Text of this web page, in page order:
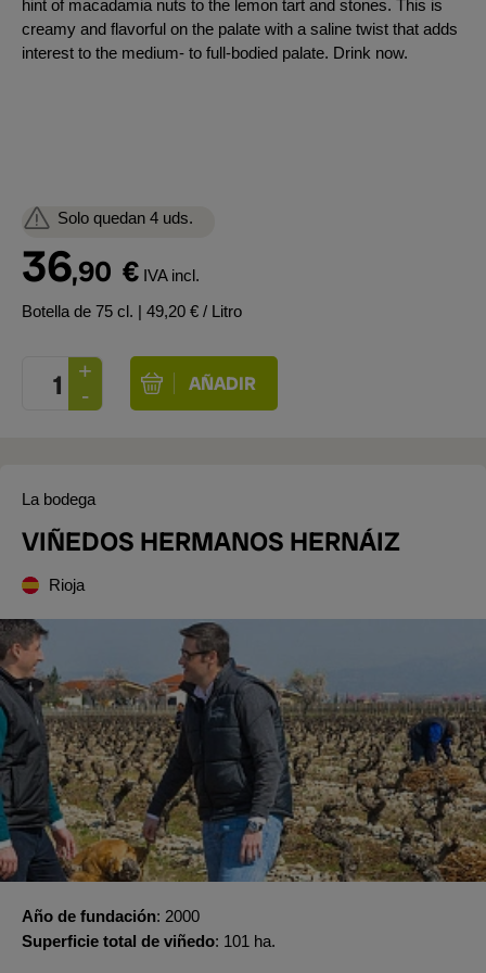
hint of macadamia nuts to the lemon tart and stones. This is
creamy and flavorful on the palate with a saline twist that adds
interest to the medium- to full-bodied palate. Drink now.
Solo quedan 4 uds.
36,90 € IVA incl.
Botella de 75 cl. | 49,20 € / Litro
La bodega
VIÑEDOS HERMANOS HERNÁIZ
Rioja
Año de fundación 2000
Superficie total de viñedo 101 ha.